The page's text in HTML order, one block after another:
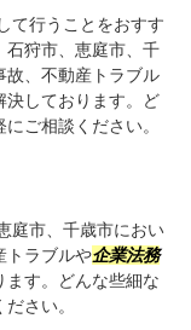
て行うことをおすす
石狩市、恵庭市、千
故、不動産トラブル
決しております。ど
ご相談ください。
庭市、千歳市におい
トラブルや企業法務
ます。どんな些細な
さい。